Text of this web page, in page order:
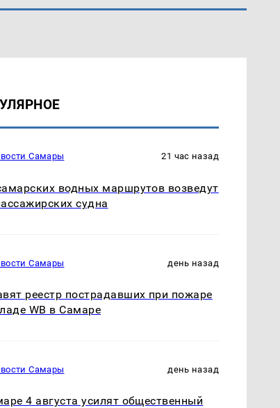
Самары 21 час назад
водных маршрутов возведут
судна
Самары день назад
реестр пострадавших при пожаре
WB в Самаре
Самары день назад
4 августа усилят общественный